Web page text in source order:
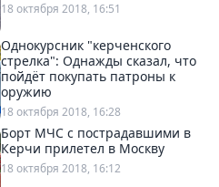
18 октября 2018, 16:51
Однокурсник "керченского
стрелка": Однажды сказал, что
пойдёт покупать патроны к
оружию
18 октября 2018, 16:28
Борт МЧС с пострадавшими в
Керчи прилетел в Москву
18 октября 2018, 16:12